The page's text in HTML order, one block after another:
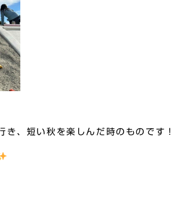
き、短い秋を楽しんだ時のものです！